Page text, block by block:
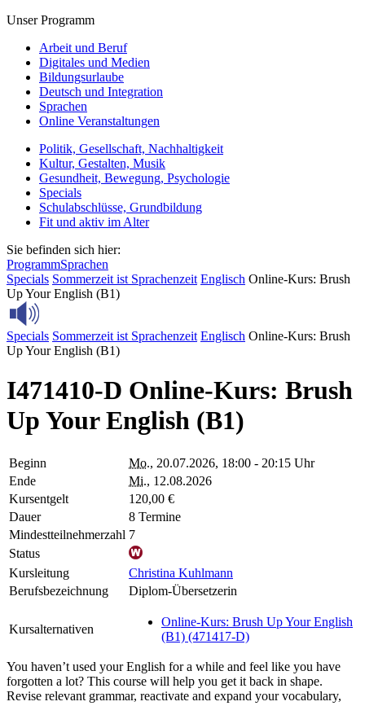
Unser Programm
Arbeit und Beruf
Digitales und Medien
Bildungsurlaube
Deutsch und Integration
Sprachen
Online Veranstaltungen
Politik, Gesellschaft, Nachhaltigkeit
Kultur, Gestalten, Musik
Gesundheit, Bewegung, Psychologie
Specials
Schulabschlüsse, Grundbildung
Fit und aktiv im Alter
Sie befinden sich hier:
ProgrammSprachen
Specials Sommerzeit ist Sprachenzeit Englisch Online-Kurs: Brush
Up Your English (B1)
Specials Sommerzeit ist Sprachenzeit Englisch Online-Kurs: Brush
Up Your English (B1)
I471410-D Online-Kurs: Brush
Up Your English (B1)
Beginn Mo., 20.07.2026, 18:00 - 20:15 Uhr
Ende
Mi., 12.08.2026
Kursentgelt
120,00 €
Dauer
8 Termine
Mindestteilnehmerzahl 7
Status
Kursleitung
Christina Kuhlmann
Berufsbezeichnung
Diplom-Übersetzerin
Kursalternativen
Online-Kurs: Brush Up Your English
(B1) (471417-D)
You haven’t used your English for a while and feel like you have
forgotten a lot? This course will help you get it back in shape.
Revise relevant grammar, reactivate and expand your vocabulary,